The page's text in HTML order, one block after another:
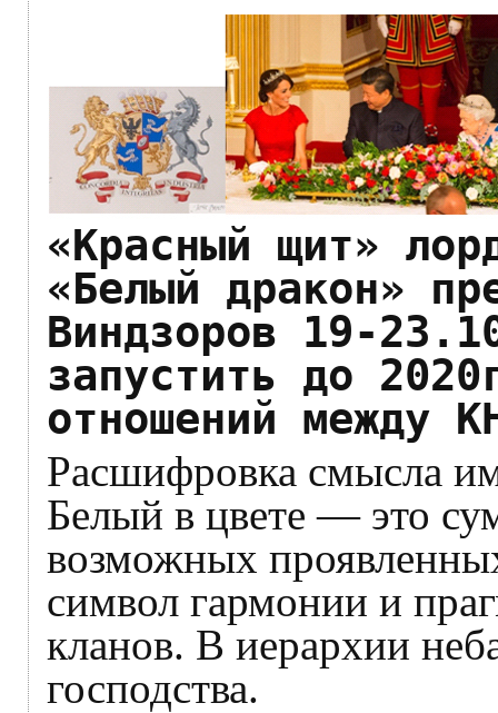
«Красный щит»
«Белый дракон»
Виндзоров 19-
запустить до
отношений между
Расшифровка смысла
Белый в цвете — это
возможных
символ гармонии и
кланов. В иерархии
господства.